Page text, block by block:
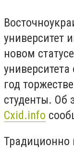
университет
новом
год
студенты. Об
Cxid.info